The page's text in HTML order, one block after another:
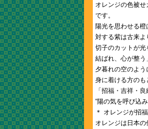
オレンジの色被
です。
陽光を思わせる橙
対する紫は古来よ
切子のカットが
結ばれ、心が整う
夕暮れの空のよう
身に着ける方のも
「招福・吉祥・良
“陽の気を呼び込
＊ オレンジが招
オレンジは日本の